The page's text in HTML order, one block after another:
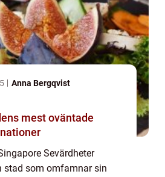
Anna Bergqvist
mest oväntade
Sevärdheter
stad som omfamnar sin